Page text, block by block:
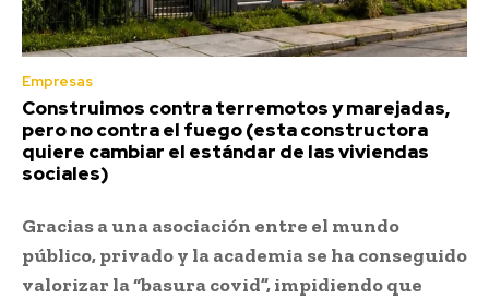
Empresas
Construimos contra terremotos y marejadas,
pero no contra el fuego (esta constructora
quiere cambiar el estándar de las viviendas
sociales)
Gracias a una asociación entre el mundo
público, privado y la academia se ha conseguido
valorizar la “basura covid”, impidiendo que